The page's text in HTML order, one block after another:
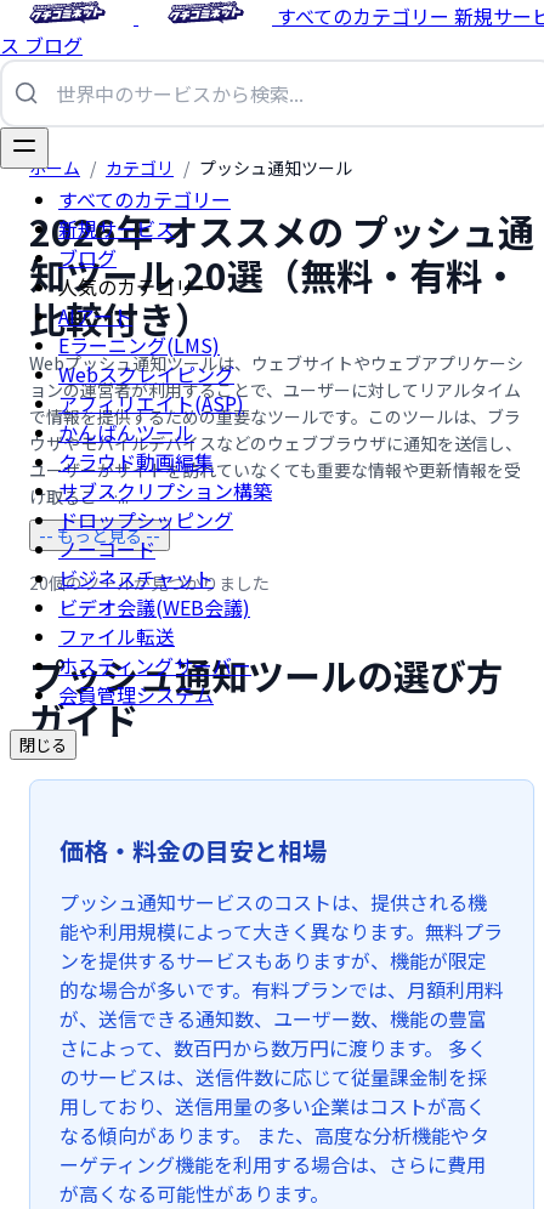
すべてのカテゴリー 新規サー
ス ブログ
すべてのカテゴリー
新規サービス
ブログ
人気のカテゴリー
AIアート
Eラーニング(LMS)
Webスクレイピング
アフィリエイト(ASP)
かんばんツール
クラウド動画編集
サブスクリプション構築
ドロップシッピング
ノーコード
ビジネスチャット
ビデオ会議(WEB会議)
ファイル転送
ホスティングサーバー
会員管理システム
閉じる
ホーム / カテゴリ / プッシュ通知ツール
2026年 オススメの プッシュ通
知ツール 20選（無料・有料・
比較付き）
Webプッシュ通知ツールは、ウェブサイトやウェブアプリケーシ
ョンの運営者が利用することで、ユーザーに対してリアルタイム
で情報を提供するための重要なツールです。このツールは、ブラ
ウザやモバイルデバイスなどのウェブブラウザに通知を送信し、
ユーザーがサイトを訪れていなくても重要な情報や更新情報を受
け取るこ …...
-- もっと見る --
20個のツールが見つかりました
プッシュ通知ツールの選び方
ガイド
価格・料金の目安と相場
プッシュ通知サービスのコストは、提供される機
能や利用規模によって大きく異なります。無料プラ
ンを提供するサービスもありますが、機能が限定
的な場合が多いです。有料プランでは、月額利用料
が、送信できる通知数、ユーザー数、機能の豊富
さによって、数百円から数万円に渡ります。 多く
のサービスは、送信件数に応じて従量課金制を採
用しており、送信用量の多い企業はコストが高く
なる傾向があります。 また、高度な分析機能やタ
ーゲティング機能を利用する場合は、さらに費用
が高くなる可能性があります。